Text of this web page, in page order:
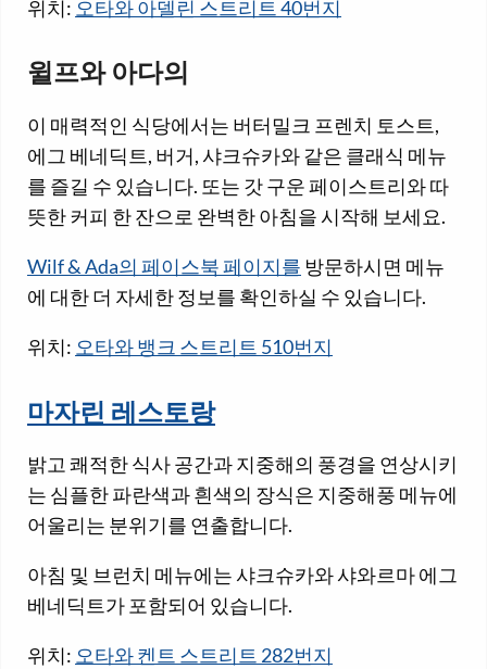
위치: 오타와 아델린 스트리트 40번지
윌프와 아다의
이 매력적인 식당에서는 버터밀크 프렌치 토스트,
에그 베네딕트, 버거, 샤크슈카와 같은 클래식 메뉴
를 즐길 수 있습니다. 또는 갓 구운 페이스트리와 따
뜻한 커피 한 잔으로 완벽한 아침을 시작해 보세요.
Wilf & Ada의 페이스북 페이지를 방문하시면 메뉴
에 대한 더 자세한 정보를 확인하실 수 있습니다.
위치: 오타와 뱅크 스트리트 510번지
마자린 레스토랑
밝고 쾌적한 식사 공간과 지중해의 풍경을 연상시키
는 심플한 파란색과 흰색의 장식은 지중해풍 메뉴에
어울리는 분위기를 연출합니다.
아침 및 브런치 메뉴에는 샤크슈카와 샤와르마 에그
베네딕트가 포함되어 있습니다.
위치: 오타와 켄트 스트리트 282번지